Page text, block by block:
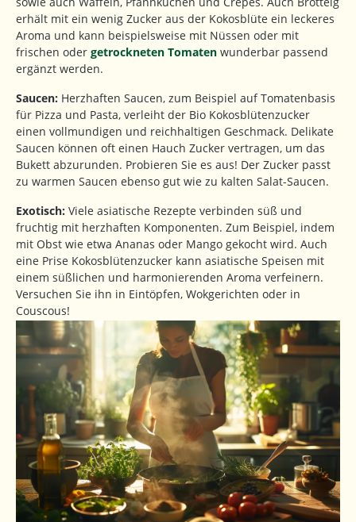
erhält mit ein wenig Zucker aus der Kokosblüte ein leckeres
Aroma und kann beispielsweise mit Nüssen oder mit
frischen oder getrockneten Tomaten wunderbar passend
ergänzt werden.
Saucen: Herzhaften Saucen, zum Beispiel auf Tomatenbasis
für Pizza und Pasta, verleiht der Bio Kokosblütenzucker
einen vollmundigen und reichhaltigen Geschmack. Delikate
Saucen können oft einen Hauch Zucker vertragen, um das
Bukett abzurunden. Probieren Sie es aus! Der Zucker passt
zu warmen Saucen ebenso gut wie zu kalten Salat-Saucen.
Exotisch: Viele asiatische Rezepte verbinden süß und
fruchtig mit herzhaften Komponenten. Zum Beispiel, indem
mit Obst wie etwa Ananas oder Mango gekocht wird. Auch
eine Prise Kokosblütenzucker kann asiatische Speisen mit
einem süßlichen und harmonierenden Aroma verfeinern.
Versuchen Sie ihn in Eintöpfen, Wokgerichten oder in
Couscous!